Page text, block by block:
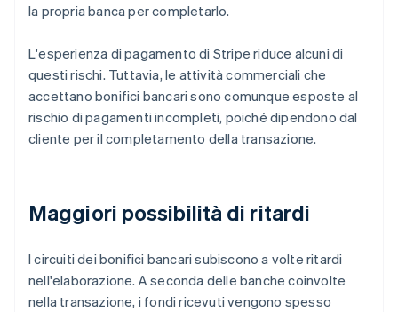
la propria banca per completarlo.
L'esperienza di pagamento di Stripe riduce alcuni di
questi rischi. Tuttavia, le attività commerciali che
accettano bonifici bancari sono comunque esposte al
rischio di pagamenti incompleti, poiché dipendono dal
cliente per il completamento della transazione.
Maggiori possibilità di ritardi
I circuiti dei bonifici bancari subiscono a volte ritardi
nell'elaborazione. A seconda delle banche coinvolte
nella transazione, i fondi ricevuti vengono spesso